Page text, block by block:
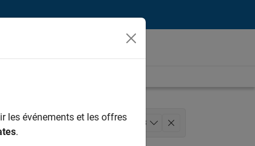
3
les événements et les offres
.